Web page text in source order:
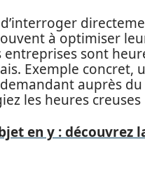
à optimiser
sont
Exemple concret,
auprès
les heures
en y : découvrez